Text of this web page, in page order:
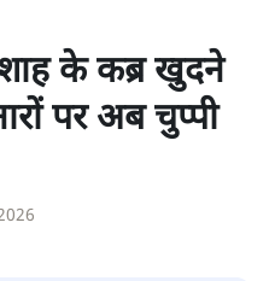
शाह के कब्र खुदने
पर अब चुप्पी